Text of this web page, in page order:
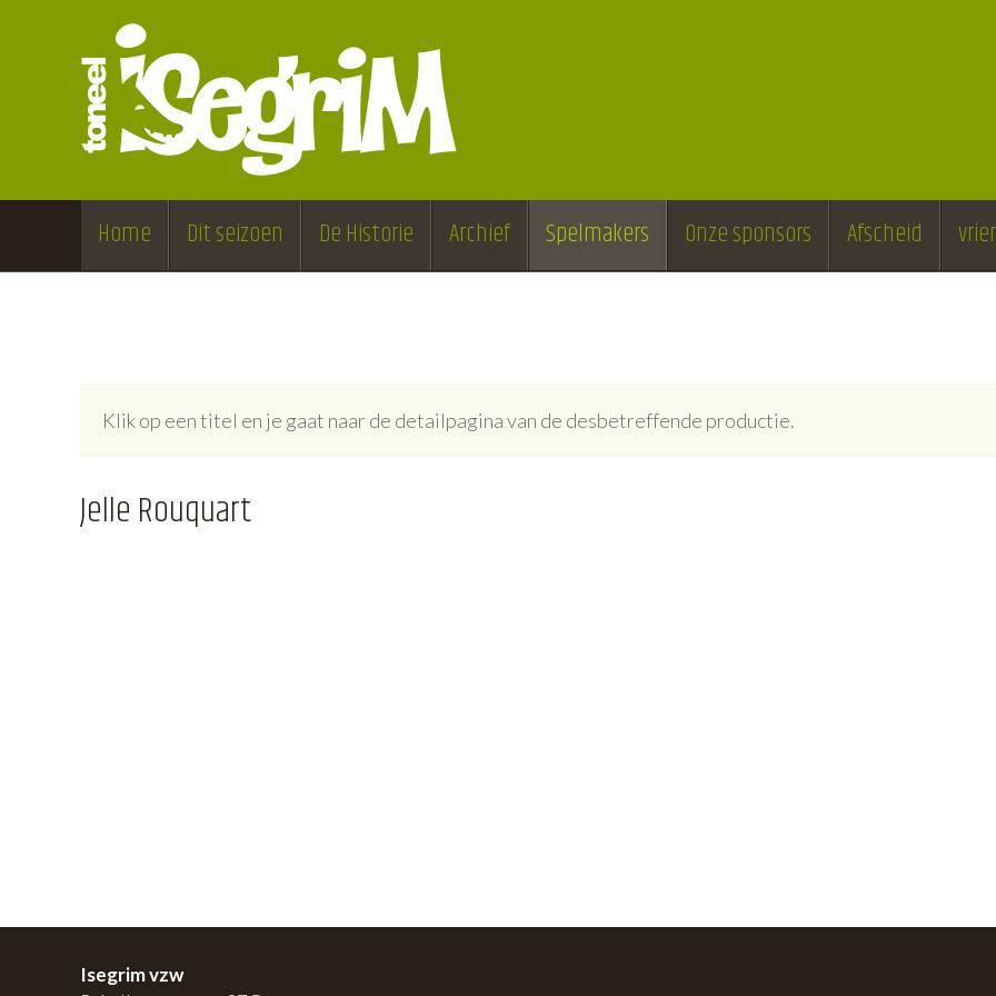
Home Dit seizoen De Historie Archief Spelmakers Onze sponsors Afscheid
Klik op een titel en je gaat naar de detailpagina van de desbetreffende productie.
Jelle Rouquart
Isegrim vzw